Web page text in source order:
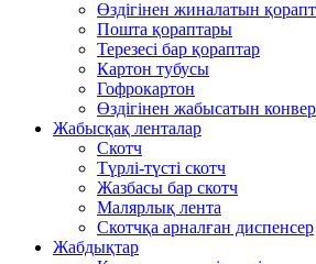
Өздігінен жиналатын
Пошта қораптары
Терезесі бар қораптар
Картон тубусы
Гофрокартон
Өздігінен жабысатын
Жабысқақ ленталар
Скотч
Түрлі-түсті скотч
Жазбасы бар скотч
Малярлық лента
Скотчқа арналған диспенсер
Жабдықтар